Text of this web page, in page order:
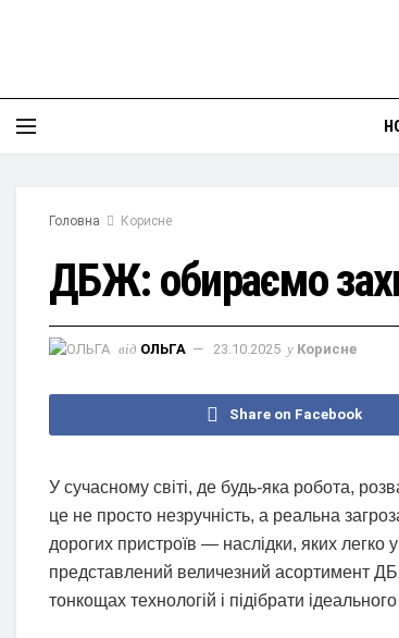
Головна Корисне
ДБЖ: обираємо
від ОЛЬГА 23.10.2025 у Корисне
Share on Facebook
У сучасному світі, де будь-яка робота,
це не просто незручність, а реальна
дорогих пристроїв — наслідки, яких легко
представлений величезний асортимент
тонкощах технологій і підібрати